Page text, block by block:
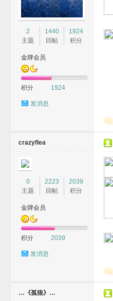
2
主题
1440
回帖
1924
积分
金牌会员
积分 1924
发消息
crazyflea
0
主题
2223
回帖
2039
积分
金牌会员
积分 2039
发消息
…《孤狼》…